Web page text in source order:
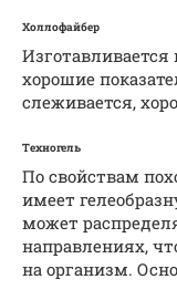
Холлофайбер
хорошие
слеживается,
Техногель
По свойствам
имеет
может
направлениях,
на организм.